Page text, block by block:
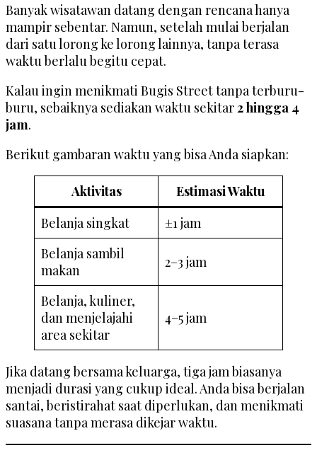
Banyak wisatawan datang dengan rencana hanya
mampir sebentar. Namun, setelah mulai berjalan
dari satu lorong ke lorong lainnya, tanpa terasa
waktu berlalu begitu cepat.
Kalau ingin menikmati Bugis Street tanpa terburu-
buru, sebaiknya sediakan waktu sekitar2 hingga 4
jam.
Berikut gambaran waktu yang bisa Anda siapkan:
Aktivitas
Estimasi Waktu
Belanja singkat
±1 jam
Belanja sambil
makan
2–3 jam
Belanja, kuliner,
dan menjelajahi
area sekitar
4–5 jam
Jika datang bersama keluarga, tiga jam biasanya
menjadi durasi yang cukup ideal. Anda bisa berjalan
santai, beristirahat saat diperlukan, dan menikmati
suasana tanpa merasa dikejar waktu.